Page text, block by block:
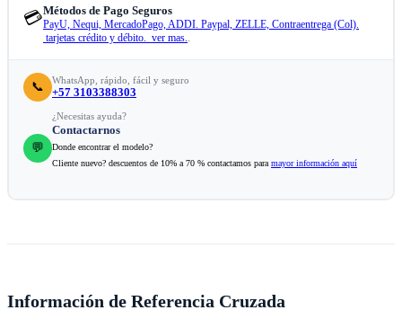
💳Métodos de Pago Seguros
PayU, Nequi, MercadoPago, ADDI. Paypal, ZELLE, Contraentrega (Col).
tarjetas crédito y débito. ver mas..
📞 WhatsApp, rápido, fácil y seguro
+57 3103388303
💬
¿Necesitas ayuda?
Contactarnos
Donde encontrar el modelo?
Cliente nuevo? descuentos de 10% a 70 % contactamos para mayor información aquí
Información de Referencia Cruzada